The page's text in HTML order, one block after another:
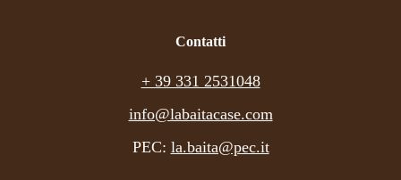
Contatti
+ 39 331 2531048
info@labaitacase.com
PEC: la.baita@pec.it